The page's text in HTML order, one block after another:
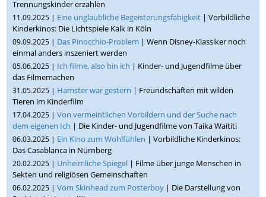
Trennungskinder erzählen
11.09.2025 | Eine unglaubliche Begeisterungsfähigkeit | Vorbildliche
Kinderkinos: Die Lichtspiele Kalk in Köln
09.09.2025 | Das Pinocchio-Problem | Wenn Disney-Klassiker noch
einmal anders inszeniert werden
05.06.2025 | Ich filme, also bin ich | Kinder- und Jugendfilme über
das Filmemachen
31.05.2025 | Hamster war gestern | Freundschaften mit wilden
Tieren im Kinderfilm
17.04.2025 |Von vermeintlichen Vorbildern und der Suche nach
dem eigenen Ich | Die Kinder- und Jugendfilme von Taika Waititi
06.03.2025 | Ein Kino zum Wohlfühlen | Vorbildliche Kinderkinos:
Das Casablanca in Nürnberg
20.02.2025 | Unheimliche Spiegel | Filme über junge Menschen in
Sekten und religiösen Gemeinschaften
06.02.2025 |Vom Skinhead zum Posterboy | Die Darstellung von